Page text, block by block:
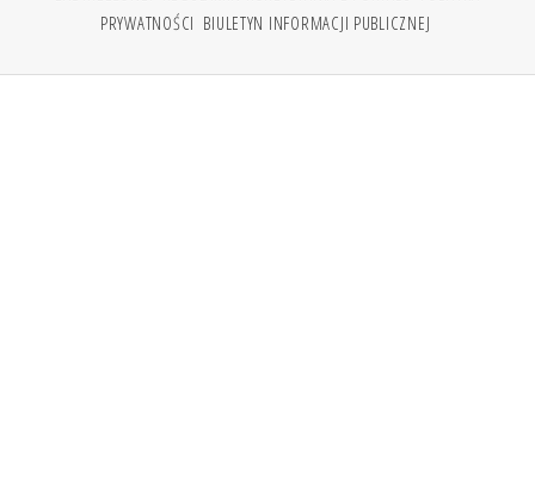
PRYWATNOŚCI BIULETYN INFORMACJI PUBLICZNEJ